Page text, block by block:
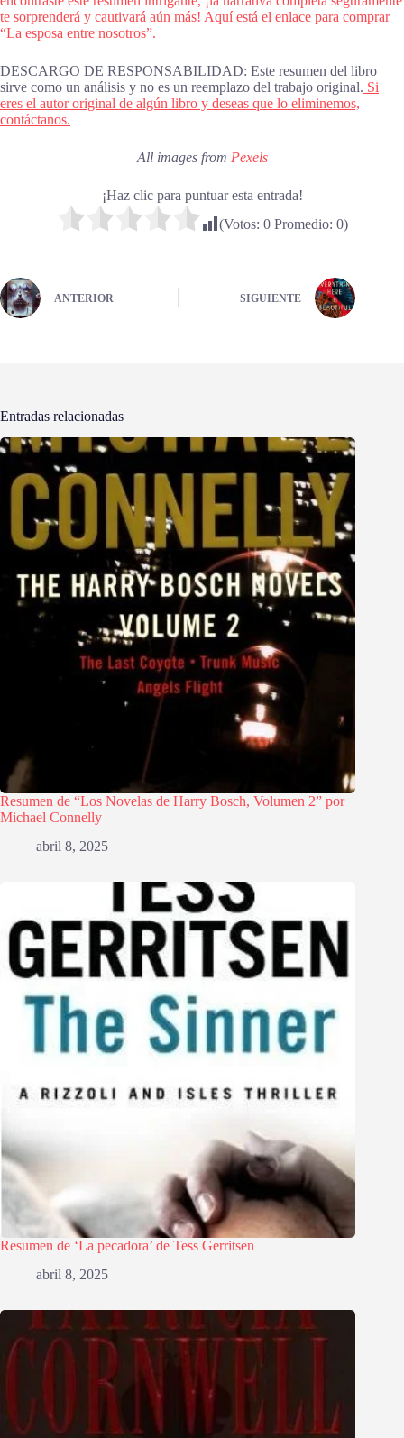
te sorprenderá y cautivará aún más! Aquí está el enlace para comprar
“La esposa entre nosotros”.
DESCARGO DE RESPONSABILIDAD: Este resumen del libro
sirve como un análisis y no es un reemplazo del trabajo original. Si
eres el autor original de algún libro y deseas que lo eliminemos,
contáctanos.
All images from Pexels
¡Haz clic para puntuar esta entrada!
(Votos: 0Promedio: 0)
ANTERIOR SIGUIENTE
Entradas relacionadas
Resumen de “Los Novelas de Harry Bosch, Volumen 2” por
Michael Connelly
abril 8, 2025
Resumen de ‘La pecadora’ de Tess Gerritsen
abril 8, 2025